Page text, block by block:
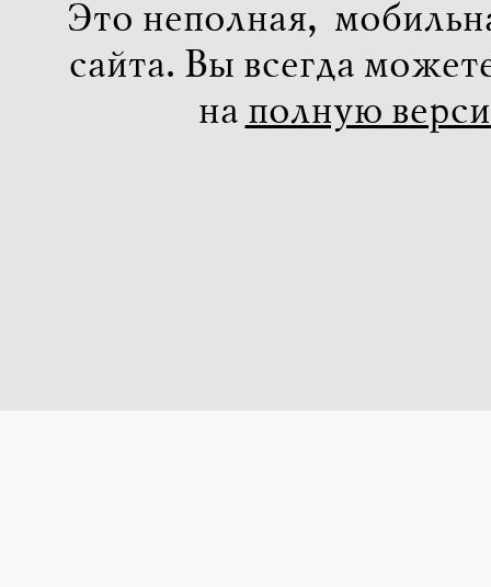
Это неполная,
сайта. Вы всегда
на полную